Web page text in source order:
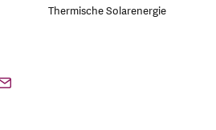
Thermische Solarenergie